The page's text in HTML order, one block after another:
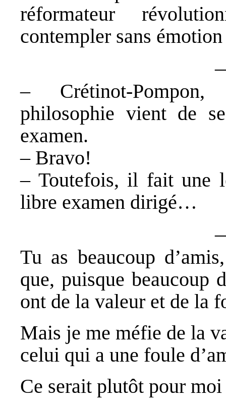
réformateur
contempler sans
– Crétinot-
philosophie vient de
examen.
– Bravo!
– Toutefois, il fait une
libre examen dirigé…
Tu as beaucoup
que, puisque beaucoup
ont de la valeur et de la
Mais je me méfie de la
celui qui a une foule
Ce serait plutôt pour